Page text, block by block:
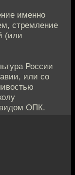
именно
стремление
(или
России
или со
видом ОПК.